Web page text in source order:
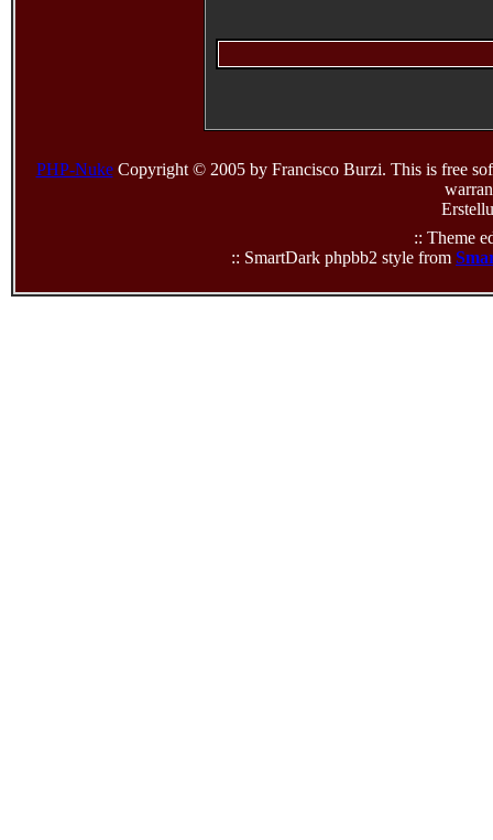
PHP-NukeCopyright © 2005 by Francisco Burzi. This is free
:: Theme
:: SmartDark phpbb2 style from